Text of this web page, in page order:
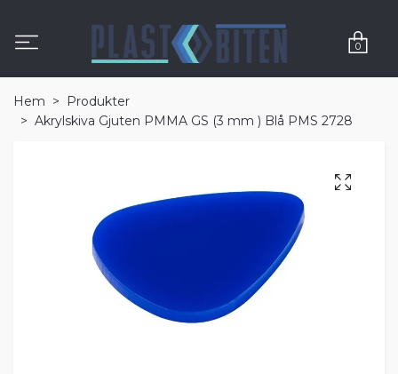
0
Hem
Produkter
Akrylskiva Gjuten PMMA GS (3 mm ) Blå PMS 2728